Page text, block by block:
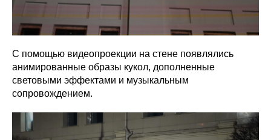
С помощью видеопроекции на стене появлялись
анимированные образы кукол, дополненные
световыми эффектами и музыкальным
сопровождением.